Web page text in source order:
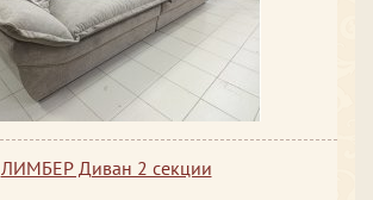
ЛИМБЕР Диван 2 секции